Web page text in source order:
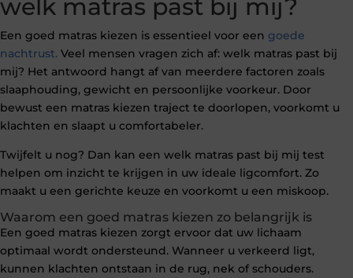
welk matras past bij mij?
Een goed matras kiezen is essentieel voor een goede
nachtrust. Veel mensen vragen zich af: welk matras past bij
mij? Het antwoord hangt af van meerdere factoren zoals
slaaphouding, gewicht en persoonlijke voorkeur. Door
bewust een matras kiezen traject te doorlopen, voorkomt u
klachten en slaapt u comfortabeler.
Twijfelt u nog? Dan kan een welk matras past bij mij test
helpen om inzicht te krijgen in uw ideale ligcomfort. Zo
maakt u een gerichte keuze en voorkomt u een miskoop.
Waarom een goed matras kiezen zo belangrijk is
Een goed matras kiezen zorgt ervoor dat uw lichaam
optimaal wordt ondersteund. Wanneer u verkeerd ligt,
kunnen klachten ontstaan in de rug, nek of schouders.